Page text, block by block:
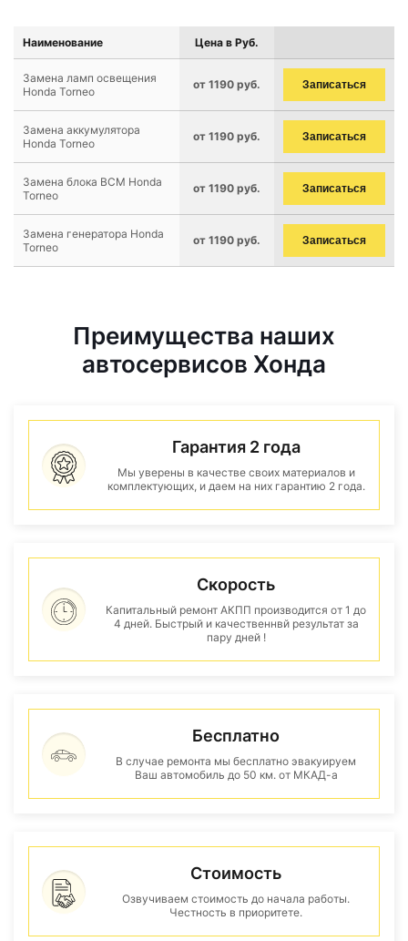
Наименование Цена в Руб.
Замена ламп освещения
Honda Torneo
от 1190 руб. Записаться
Замена аккумулятора
Honda Torneo
от 1190 руб. Записаться
Замена блока BCM Honda
Torneo
от 1190 руб. Записаться
Замена генератора Honda
Torneo
от 1190 руб. Записаться
Преимущества наших
автосервисов Хонда
Гарантия 2 года
Мы уверены в качестве своих материалов и
комплектующих, и даем на них гарантию 2 года.
Скорость
Капитальный ремонт АКПП производится от 1 до
4 дней. Быстрый и качественнвй результат за
пару дней !
Бесплатно
В случае ремонта мы бесплатно эвакуируем
Ваш автомобиль до 50 км. от МКАД-а
Стоимость
Озвучиваем стоимость до начала работы.
Честность в приоритете.